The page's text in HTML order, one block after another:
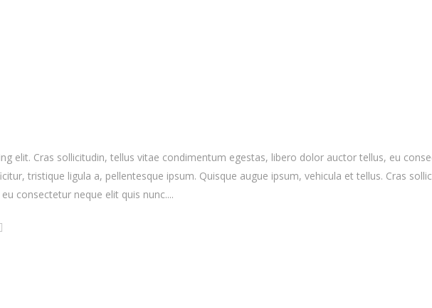
elit. Cras sollicitudin, tellus vitae condimentum egestas, libero dolor auctor tellus, eu
tristique ligula a, pellentesque ipsum. Quisque augue ipsum, vehicula et tellus. Cras
consectetur neque elit quis nunc....